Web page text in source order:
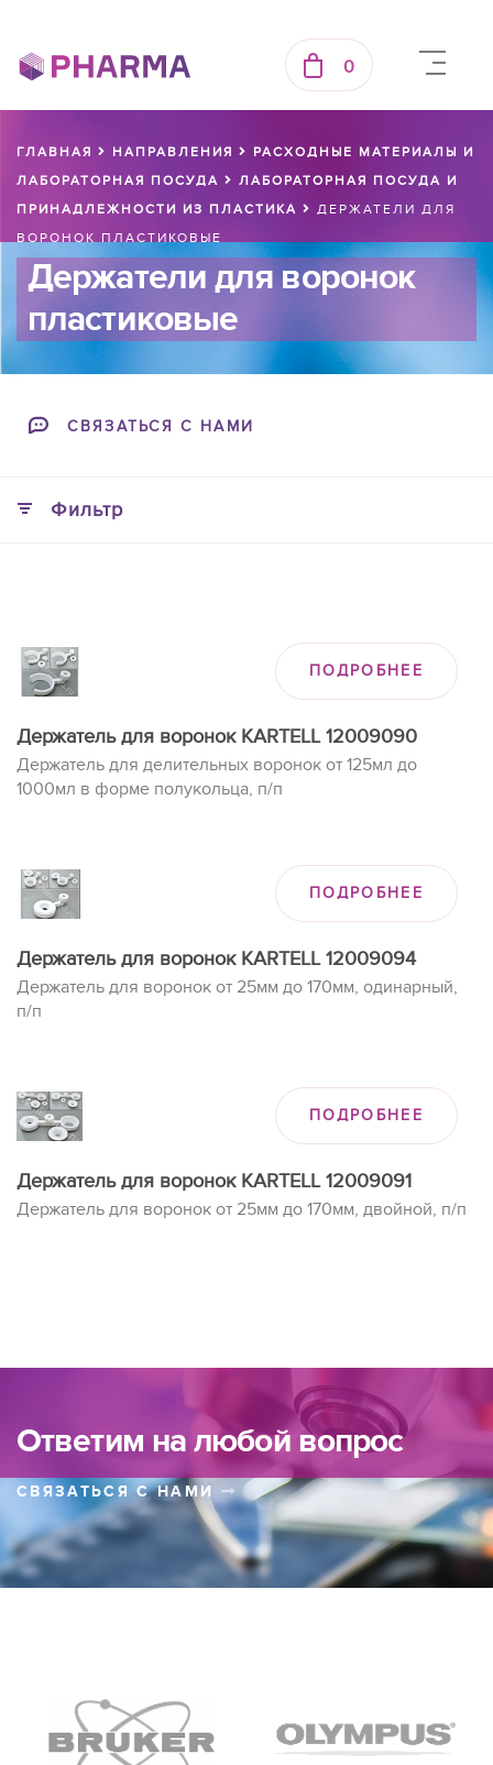
0
ГЛАВНАЯ НАПРАВЛЕНИЯ
РАСХОДНЫЕ МАТЕРИАЛЫ И
ЛАБОРАТОРНАЯ ПОСУДА
ЛАБОРАТОРНАЯ ПОСУДА И
ПРИНАДЛЕЖНОСТИ ИЗ ПЛАСТИКА
ДЕРЖАТЕЛИ ДЛЯ
ВОРОНОК ПЛАСТИКОВЫЕ
Держатели для воронок
пластиковые
СВЯЗАТЬСЯ С НАМИ
Фильтр
ПОДРОБНЕЕ
Держатель для воронок KARTELL 12009090
Держатель для делительных воронок от 125мл до
1000мл в форме полукольца, п/п
ПОДРОБНЕЕ
Держатель для воронок KARTELL 12009094
Держатель для воронок от 25мм до 170мм, одинарный,
п/п
ПОДРОБНЕЕ
Держатель для воронок KARTELL 12009091
Держатель для воронок от 25мм до 170мм, двойной, п/п
Ответим на любой вопрос
СВЯЗАТЬСЯ С НАМИ